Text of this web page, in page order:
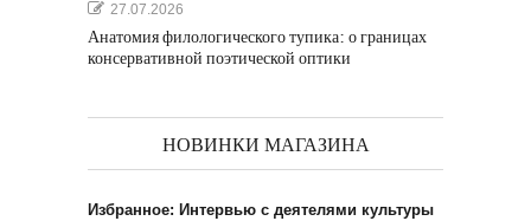
27.07.2026
Анатомия филологического тупика: о границах
консервативной поэтической оптики
НОВИНКИ МАГАЗИНА
Избранное: Интервью с деятелями культуры